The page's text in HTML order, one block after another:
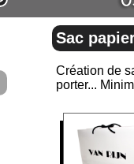
Sac
Création de
porter...